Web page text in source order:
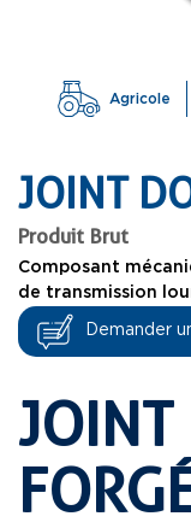
Agricole
JOINT
Produit Brut
Composant
de transmission
Demander